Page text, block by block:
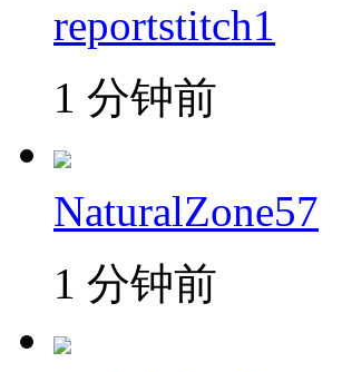
reportstitch1
1 分钟前
NaturalZone57
1 分钟前